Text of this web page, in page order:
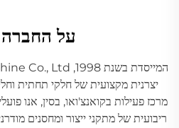
על החברה
יצרנית מקצועית של חלקי תחתית
ריבועית של מתקני ייצור ומחסנים